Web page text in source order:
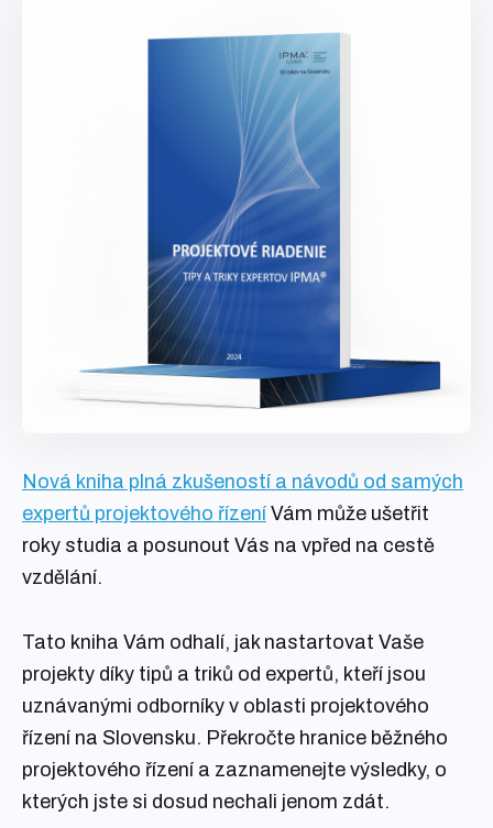
Nová kniha plná zkušeností a návodů od samých
expertů projektového řízení Vám může ušetřit
roky studia a posunout Vás na vpřed na cestě
vzdělání.
Tato kniha Vám odhalí, jak nastartovat Vaše
projekty díky tipů a triků od expertů, kteří jsou
uznávanými odborníky v oblasti projektového
řízení na Slovensku. Překročte hranice běžného
projektového řízení a zaznamenejte výsledky, o
kterých jste si dosud nechali jenom zdát.